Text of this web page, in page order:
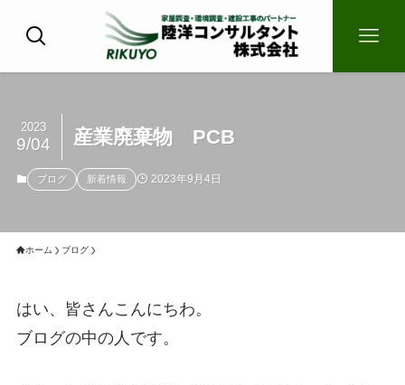
産業廃棄物 PCB
2023
9/04
ブログ 新着情報 2023年9月4日
ホーム ブログ
はい、皆さんこんにちわ。
ブログの中の人です。